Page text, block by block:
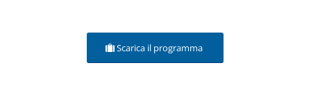
Scarica il programma